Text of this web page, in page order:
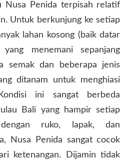
Nusa Penida terpisah relatif
Untuk berkunjung ke setiap
lahan kosong (baik datar
menemani sepanjang
semak dan beberapa jenis
ditanam untuk menghiasi
ini sangat berbeda
Bali yang hampir setiap
ruko, lapak, dan
Nusa Penida sangat cocok
ketenangan. Dijamin tidak